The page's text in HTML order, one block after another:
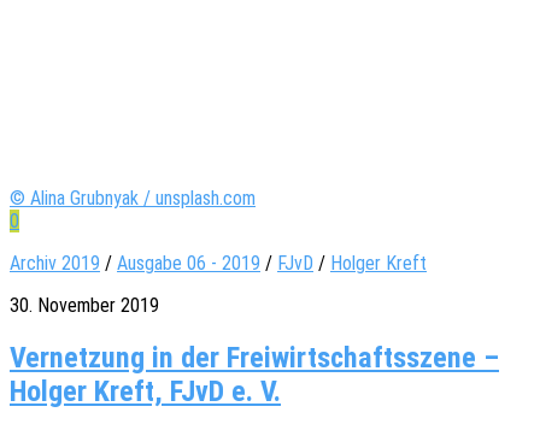
© Alina Grubnyak / unsplash.com
0
Archiv 2019 / Ausgabe 06 - 2019 / FJvD / Holger Kreft
30. November 2019
Vernetzung in der Freiwirtschaftsszene –
Holger Kreft, FJvD e. V.